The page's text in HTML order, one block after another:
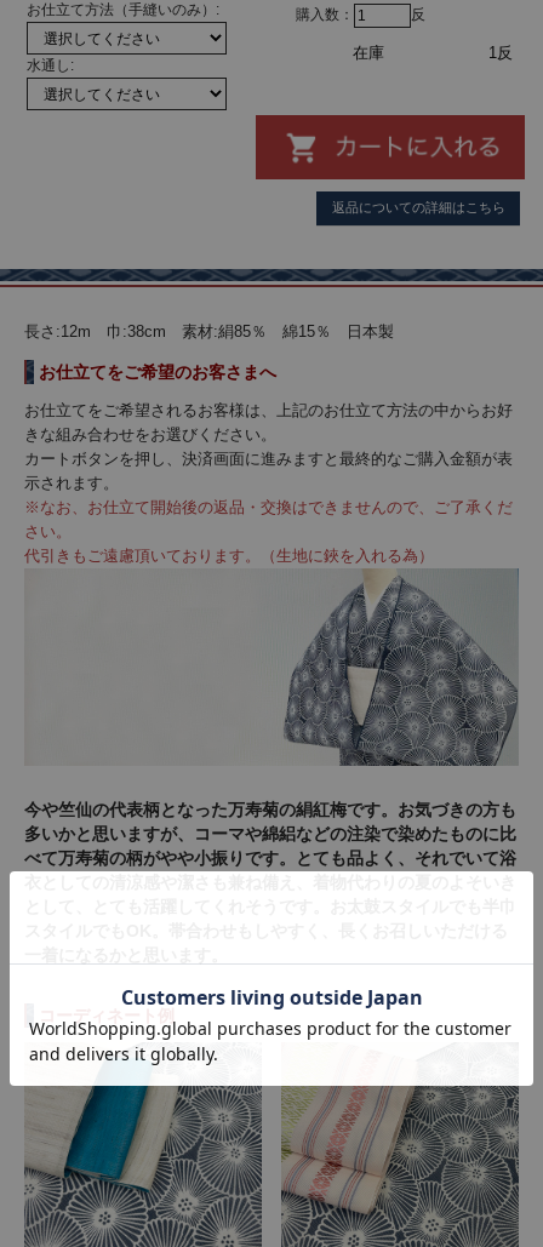
お仕立て方法（手縫いのみ）:
水通し:
購入数： 反
在庫 1反
返品についての詳細はこちら
長さ:12m 巾:38cm 素材:絹85％ 綿15％ 日本製
お仕立てをご希望のお客さまへ
お仕立てをご希望されるお客様は、上記のお仕立て方法の中からお好
きな組み合わせをお選びください。
カートボタンを押し、決済画面に進みますと最終的なご購入金額が表
示されます。
※なお、お仕立て開始後の返品・交換はできませんので、ご了承くだ
さい。
代引きもご遠慮頂いております。（生地に鋏を入れる為）
今や竺仙の代表柄となった万寿菊の絹紅梅です。お気づきの方も
多いかと思いますが、コーマや綿絽などの注染で染めたものに比
べて万寿菊の柄がやや小振りです。とても品よく、それでいて浴